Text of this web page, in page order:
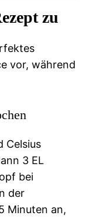
zu
vor, während
Celsius
3 EL
bei
der
Minuten an,